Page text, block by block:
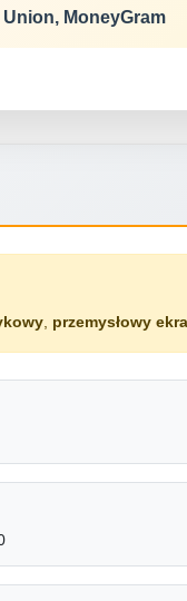
MoneyGram
, przemysłowy